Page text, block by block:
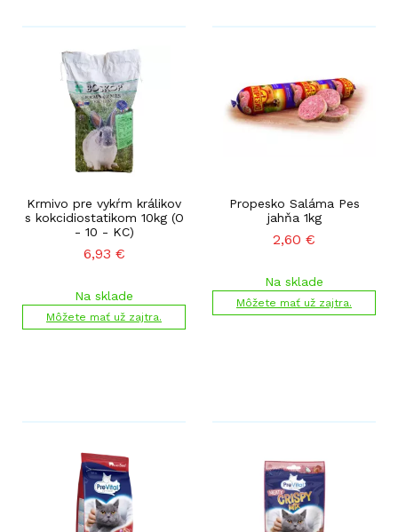
Krmivo pre vykŕm králikov
s kokcidiostatikom 10kg (O
- 10 - KC)
6,93 €
Na sklade
Môžete mať už zajtra.
Propesko Saláma Pes
jahňa 1kg
2,60 €
Na sklade
Môžete mať už zajtra.